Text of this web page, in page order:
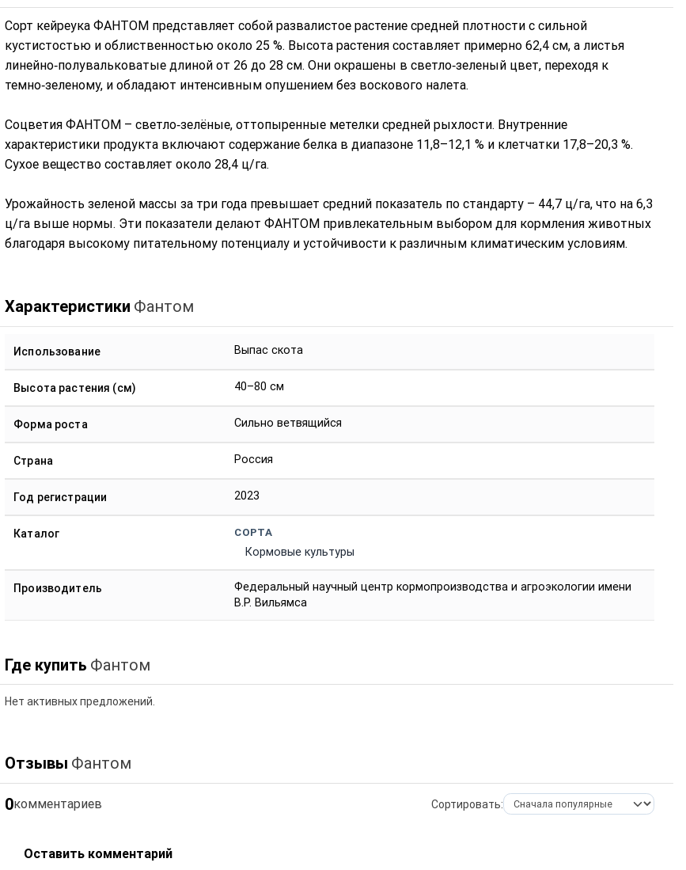
Сорт кейреука ФАНТОМ представляет собой развалистое растение средней плотности с сильной
кустистостью и облиственностью около 25 %. Высота растения составляет примерно 62,4 см, а листья
линейно‑полувальковатые длиной от 26 до 28 см. Они окрашены в светло‑зеленый цвет, переходя к
темно‑зеленому, и обладают интенсивным опушением без воскового налета.
Соцветия ФАНТОМ – светло‑зелёные, оттопыренные метелки средней рыхлости. Внутренние
характеристики продукта включают содержание белка в диапазоне 11,8–12,1 % и клетчатки 17,8–20,3 %.
Сухое вещество составляет около 28,4 ц/га.
Урожайность зеленой массы за три года превышает средний показатель по стандарту – 44,7 ц/га, что на 6,3
ц/га выше нормы. Эти показатели делают ФАНТОМ привлекательным выбором для кормления животных
благодаря высокому питательному потенциалу и устойчивости к различным климатическим условиям.
Характеристики Фантом
Использование Выпас скота
Высота растения (см) 40–80 см
Форма роста Сильно ветвящийся
Страна Россия
Год регистрации 2023
Каталог СОРТА
Кормовые культуры
Производитель
Федеральный научный центр кормопроизводства и агроэкологии имени
В.Р. Вильямса
Где купить Фантом
Нет активных предложений.
Отзывы Фантом
0комментариев Сортировать:
Оставить комментарий